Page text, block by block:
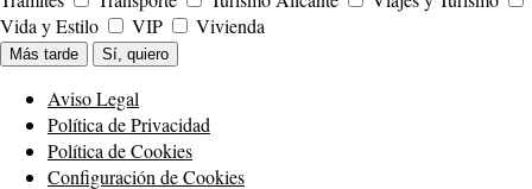
Vida y Estilo
VIP Vivienda
Más tarde Sí, quiero
Aviso Legal
Política de Privacidad
Política de Cookies
Configuración de Cookies